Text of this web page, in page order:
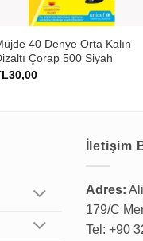
40 Denye Orta Kalın
Çorap 500 Siyah
30,00
İletişim
Adres:
179/C
Tel: +90